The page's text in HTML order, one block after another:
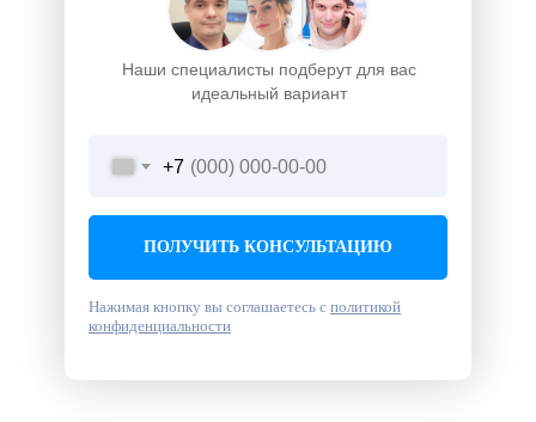
Наши специалисты подберут для вас
идеальный вариант
+7
ПОЛУЧИТЬ КОНСУЛЬТАЦИЮ
Нажимая кнопку вы соглашаетесь с политикой
конфиденциальности